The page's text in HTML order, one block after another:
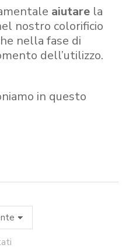
aiutare la
nostro colorificio
nella fase di
dell’utilizzo.
in questo